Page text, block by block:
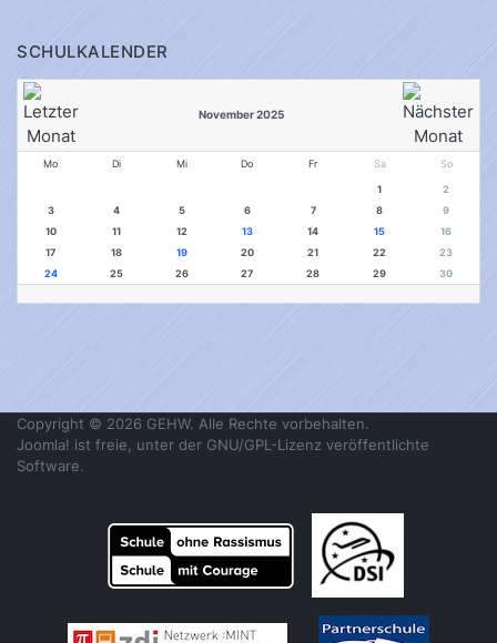
SCHULKALENDER
November 2025
Mo Di Mi Do Fr Sa So
1
2
3
4 5 6 7 8
9
10
11 12 13 14 15
16
17
18 19 20 21 22
23
24
25 26 27 28 29 30
Copyright © 2026 GEHW. Alle Rechte vorbehalten.
Joomla! ist freie, unter der GNU/GPL-Lizenz veröffentlichte
Software.